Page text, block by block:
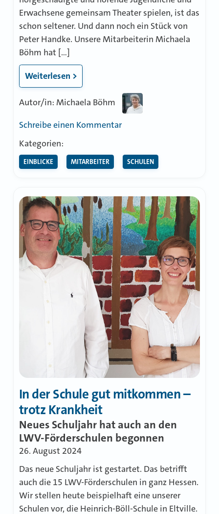
Erwachsene gemeinsam Theater spielen, ist das
schon seltener. Und dann noch ein Stück von
Peter Handke. Unsere Mitarbeiterin Michaela
Böhm hat […]
Weiterlesen >
Autor/in: Michaela Böhm
Schreibe einen Kommentarzu
Worte
auf
der
Bühne
Kategorien:
EINBLICKE MITARBEITER SCHULEN
In der Schule gut mitkommen –
trotz Krankheit
Neues Schuljahr hat auch an den
LWV-Förderschulen begonnen
26. August 2024
Das neue Schuljahr ist gestartet. Das betrifft
auch die 15 LWV-Förderschulen in ganz Hessen.
Wir stellen heute beispielhaft eine unserer
Schulen vor, die Heinrich-Böll-Schule in Eltville.